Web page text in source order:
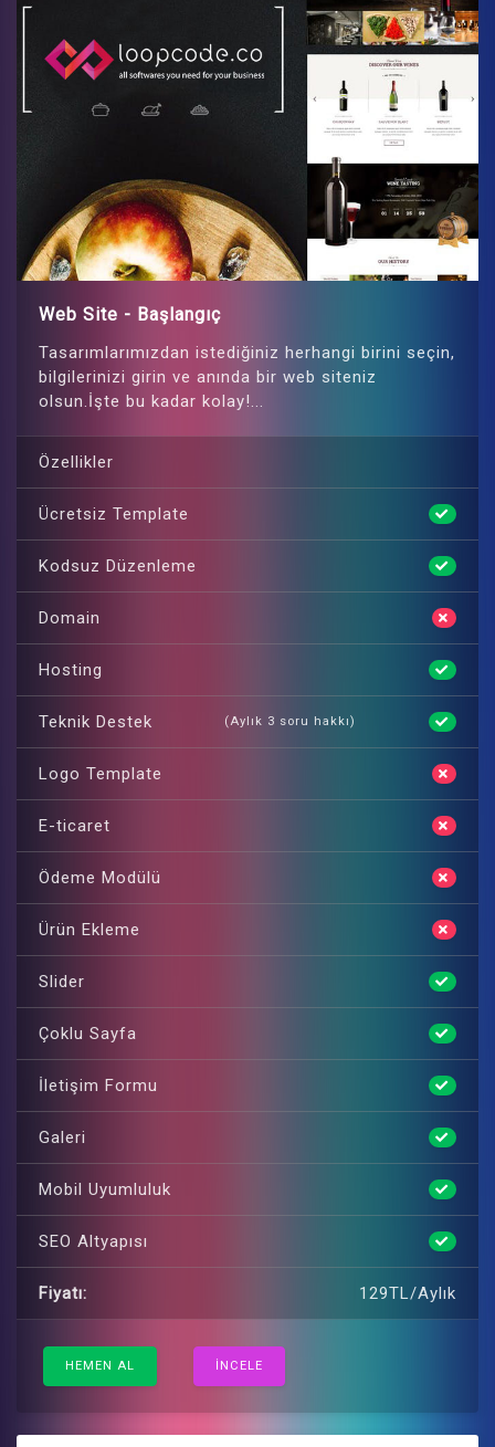
Web Site - Başlangıç
Tasarımlarımızdan istediğiniz herhangi birini seçin,
bilgilerinizi girin ve anında bir web siteniz
olsun.İşte bu kadar kolay!...
Özellikler
Ücretsiz Template
Kodsuz Düzenleme
Domain
Hosting
Teknik Destek (Aylık 3 soru hakkı)
Logo Template
E-ticaret
Ödeme Modülü
Ürün Ekleme
Slider
Çoklu Sayfa
İletişim Formu
Galeri
Mobil Uyumluluk
SEO Altyapısı
Fiyatı: 129TL/Aylık
HEMEN AL İNCELE